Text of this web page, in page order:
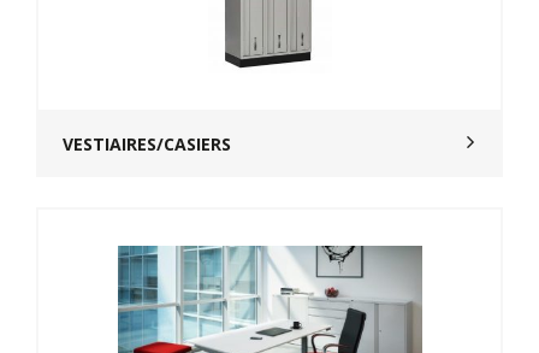
VESTIAIRES/CASIERS